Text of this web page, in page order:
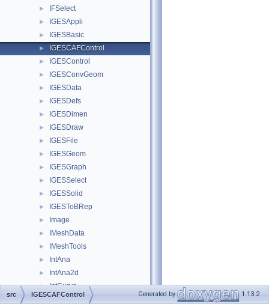
► IFSelect
► IGESAppli
► IGESBasic
► IGESCAFControl
► IGESControl
► IGESConvGeom
► IGESData
► IGESDefs
► IGESDimen
► IGESDraw
► IGESFile
► IGESGeom
► IGESGraph
► IGESSelect
► IGESSolid
► IGESToBRep
► Image
► IMeshData
► IMeshTools
► IntAna
► IntAna2d
► IntCurve
► IntCurvesFace
src IGESCAFControl Generated by 1.13.2